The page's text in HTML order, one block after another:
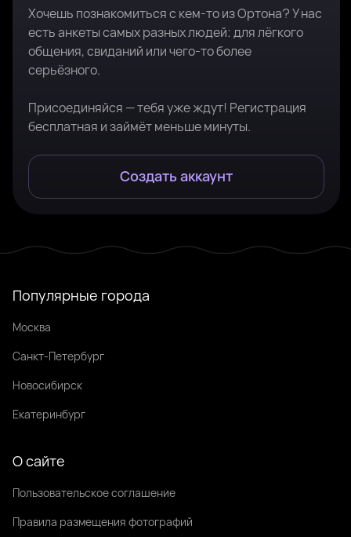
Хочешь познакомиться с кем-то из Ортона? У нас
есть анкеты самых разных людей: для лёгкого
общения, свиданий или чего-то более
серьёзного.
Присоединяйся — тебя уже ждут! Регистрация
бесплатная и займёт меньше минуты.
Создать аккаунт
Популярные города
Москва
Санкт-Петербург
Новосибирск
Екатеринбург
О сайте
Пользовательское соглашение
Правила размещения фотографий